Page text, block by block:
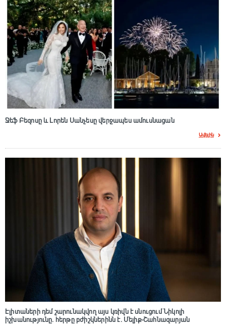
Ջեֆ Բեզոսը և Լորեն Սանչեսը վերջապես ամուսնացան
Ավելին
Էլիտաների դեմ շարունակվող այս կռիվն է սնուցում Նիկոլի
իշխանությունը. հերթը բժիշկներինն է. Մելիք-Շահնազարյան